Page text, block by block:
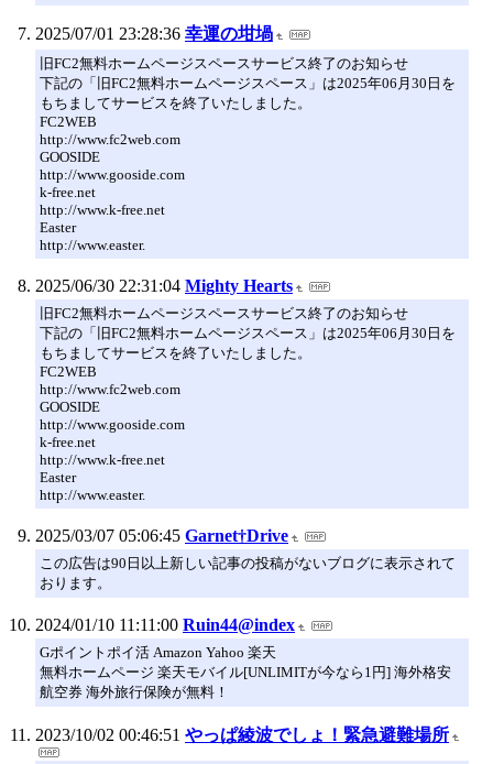
2025/07/01 23:28:36 幸運の坩堝
旧FC2無料ホームページスペースサービス終了のお知らせ
下記の「旧FC2無料ホームページスペース」は2025年06月30日を
もちましてサービスを終了いたしました。
FC2WEB
http://www.fc2web.com
GOOSIDE
http://www.gooside.com
k-free.net
http://www.k-free.net
Easter
http://www.easter.
2025/06/30 22:31:04 Mighty Hearts
旧FC2無料ホームページスペースサービス終了のお知らせ
下記の「旧FC2無料ホームページスペース」は2025年06月30日を
もちましてサービスを終了いたしました。
FC2WEB
http://www.fc2web.com
GOOSIDE
http://www.gooside.com
k-free.net
http://www.k-free.net
Easter
http://www.easter.
2025/03/07 05:06:45 Garnet†Drive
この広告は90日以上新しい記事の投稿がないブログに表示されて
おります。
2024/01/10 11:11:00 Ruin44@index
Gポイントポイ活 Amazon Yahoo 楽天
無料ホームページ 楽天モバイル[UNLIMITが今なら1円] 海外格安
航空券 海外旅行保険が無料！
2023/10/02 00:46:51 やっぱ綾波でしょ！緊急避難場所